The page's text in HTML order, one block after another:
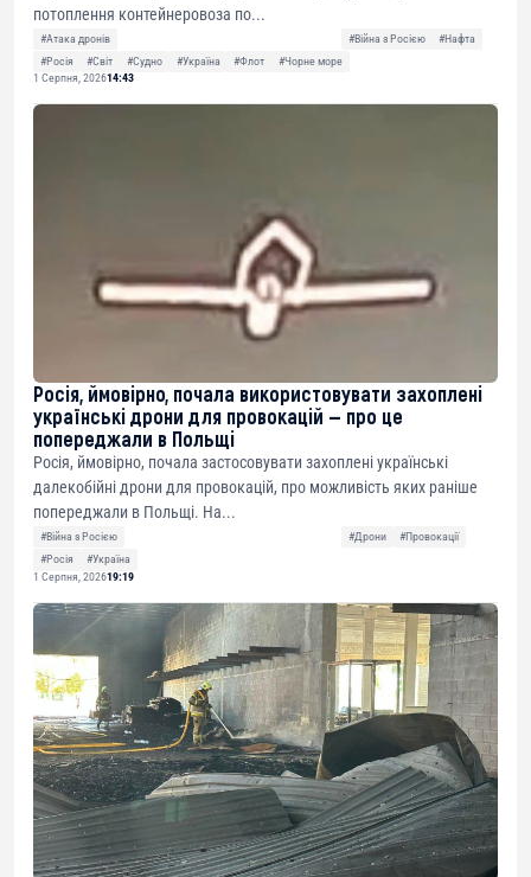
потоплення контейнеровоза по...
#Атака дронів #Війна з Росією
#Нафта
#Росія
#Світ #Судно #Україна #Флот
#Чорне море
1 Серпня, 202614:43
Росія, ймовірно, почала використовувати захоплені
українські дрони для провокацій — про це
попереджали в Польщі
Росія, ймовірно, почала застосовувати захоплені українські
далекобійні дрони для провокацій, про можливість яких раніше
попереджали в Польщі. На...
#Війна з Росією #Дрони
#Провокації
#Росія
#Україна
1 Серпня, 202619:19